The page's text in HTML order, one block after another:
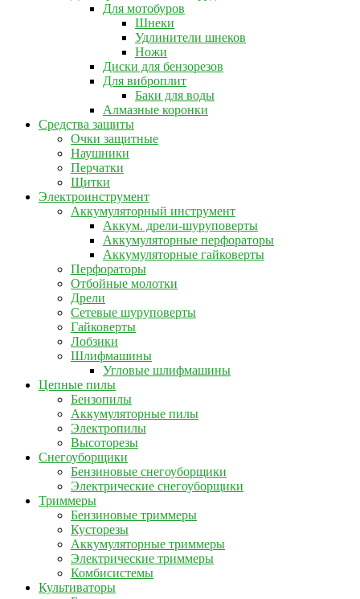
Для мотобуров
Шнеки
Удлинители шнеков
Ножи
Диски для бензорезов
Для виброплит
Баки для воды
Алмазные коронки
Средства защиты
Очки защитные
Наушники
Перчатки
Щитки
Электроинструмент
Аккумуляторный инструмент
Аккум. дрели-шуруповерты
Аккумуляторные перфораторы
Аккумуляторные гайковерты
Перфораторы
Отбойные молотки
Дрели
Сетевые шуруповерты
Гайковерты
Лобзики
Шлифмашины
Угловые шлифмашины
Цепные пилы
Бензопилы
Аккумуляторные пилы
Электропилы
Высоторезы
Снегоуборщики
Бензиновые снегоуборщики
Электрические снегоуборщики
Триммеры
Бензиновые триммеры
Кусторезы
Аккумуляторные триммеры
Электрические триммеры
Комбисистемы
Культиваторы